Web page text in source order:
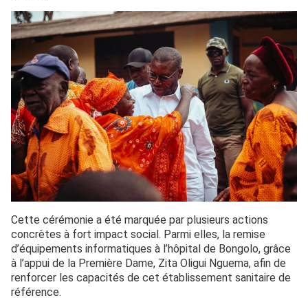
Cette cérémonie a été marquée par plusieurs actions
concrètes à fort impact social. Parmi elles, la remise
d’équipements informatiques à l’hôpital de Bongolo, grâce
à l’appui de la Première Dame, Zita Oligui Nguema, afin de
renforcer les capacités de cet établissement sanitaire de
référence.